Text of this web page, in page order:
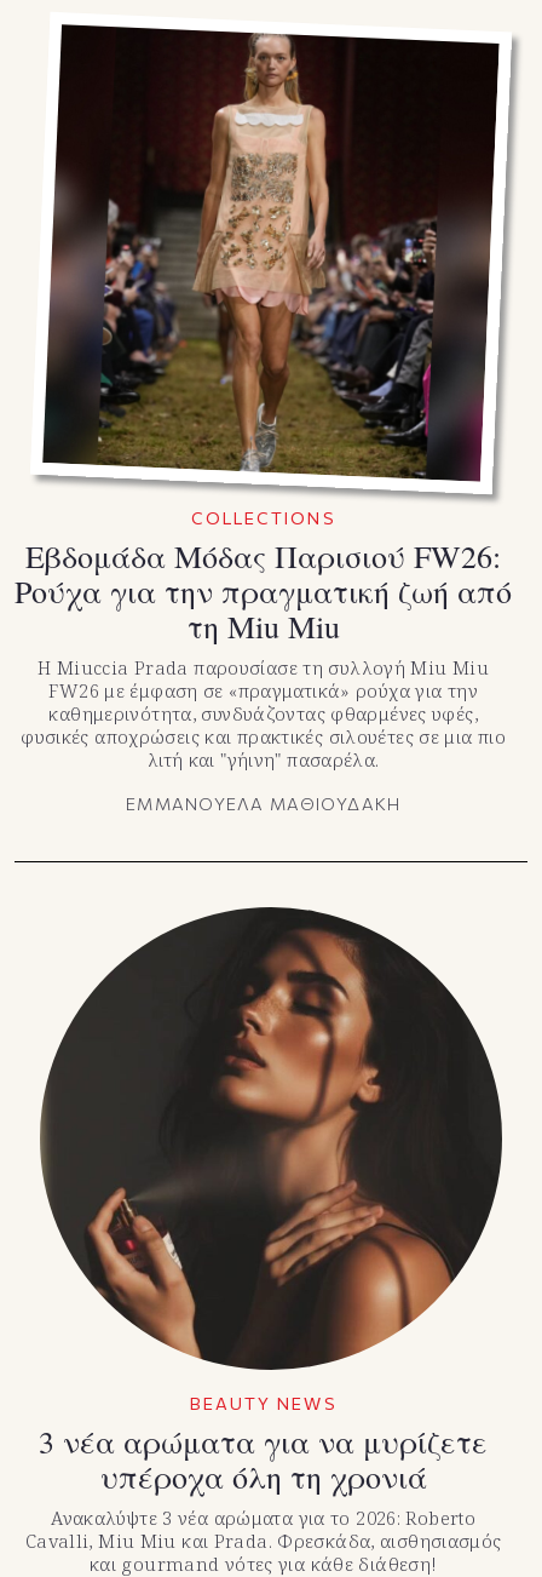
COLLECTIONS
Eβδομάδα Μόδας Παρισιού FW26:
Ρούχα για την πραγματική ζωή από
τη Miu Miu
Η Miuccia Prada παρουσίασε τη συλλογή Miu Miu
FW26 με έμφαση σε «πραγματικά» ρούχα για την
καθημερινότητα, συνδυάζοντας φθαρμένες υφές,
φυσικές αποχρώσεις και πρακτικές σιλουέτες σε μια πιο
λιτή και "γήινη" πασαρέλα.
ΕΜΜΑΝΟΥΕΛΑ ΜΑΘΙΟΥΔΑΚΗ
BEAUTY NEWS
3 νέα αρώματα για να μυρίζετε
υπέροχα όλη τη χρονιά
Ανακαλύψτε 3 νέα αρώματα για το 2026: Roberto
Cavalli, Miu Miu και Prada. Φρεσκάδα, αισθησιασμός
και gourmand νότες για κάθε διάθεση!